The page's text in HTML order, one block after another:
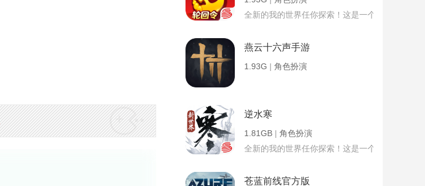
全新的我的世界任你探索！这是一个小提示字段。
燕云十六声手游
1.93G | 角色扮演
逆水寒
1.81GB | 角色扮演
全新的我的世界任你探索！这是一个小提示字段。
苍蓝前线官方版